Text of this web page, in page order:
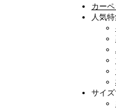
カー
人気
サイ